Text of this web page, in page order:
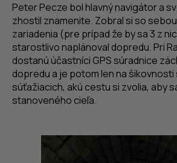
Peter Pecze bol hlavný navigátor a
zhostil znamenite. Zobral si so
zariadenia (pre prípad že by sa 3 z
starostlivo naplánoval dopredu. Pri
dostanú účastníci GPS súradnice
dopredu a je potom len na
súťažiacich, akú cestu si zvolia, aby
stanoveného cieľa.